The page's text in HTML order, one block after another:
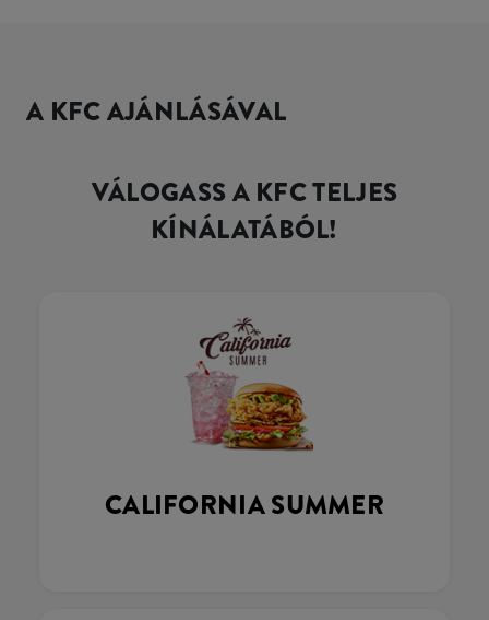
A KFC AJÁNLÁSÁVAL
VÁLOGASS A KFC TELJES
KÍNÁLATÁBÓL!
CALIFORNIA SUMMER